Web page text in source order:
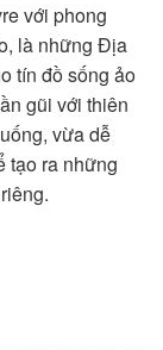
với phong
là những Địa
tín đồ sống ảo
gũi với thiên
vừa dễ
tạo ra những